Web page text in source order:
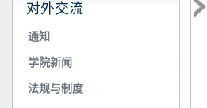
对外交流
通知
学院新闻
法规与制度